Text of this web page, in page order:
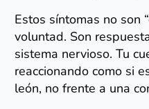
Estos síntomas no son
voluntad. Son
sistema nervioso. Tu
reaccionando como si
león, no frente a una